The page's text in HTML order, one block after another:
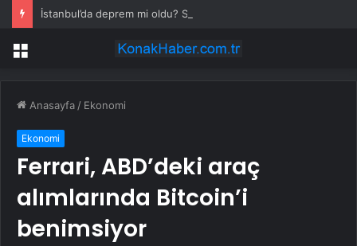
Menü
Anasayfa / Ekonomi
Ekonomi
Ferrari, ABD’deki araç
alımlarında Bitcoin’i
benimsiyor